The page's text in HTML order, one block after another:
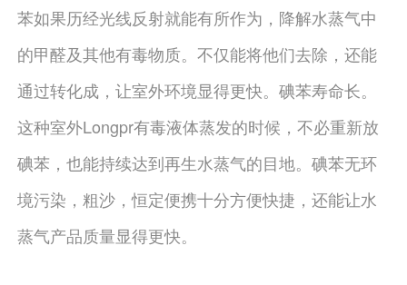
苯如果历经光线反射就能有所作为，降解水蒸气中
的甲醛及其他有毒物质。不仅能将他们去除，还能
通过转化成，让室外环境显得更快。碘苯寿命长。
这种室外Longpr有毒液体蒸发的时候，不必重新放
碘苯，也能持续达到再生水蒸气的目地。碘苯无环
境污染，粗沙，恒定便携十分方便快捷，还能让水
蒸气产品质量显得更快。